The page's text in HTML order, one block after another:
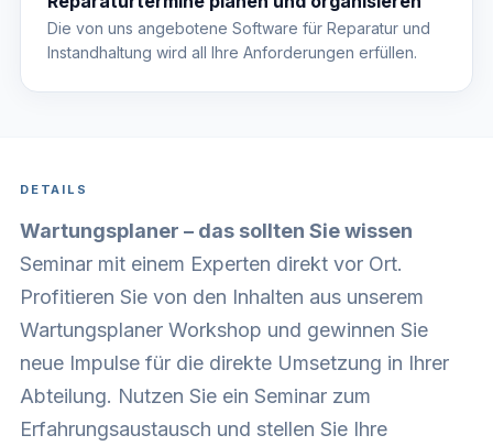
Die von uns angebotene Software für Reparatur und
Instandhaltung wird all Ihre Anforderungen erfüllen.
DETAILS
Wartungsplaner – das sollten Sie wissen
Seminar mit einem Experten direkt vor Ort.
Profitieren Sie von den Inhalten aus unserem
Wartungsplaner Workshop und gewinnen Sie
neue Impulse für die direkte Umsetzung in Ihrer
Abteilung. Nutzen Sie ein Seminar zum
Erfahrungsaustausch und stellen Sie Ihre